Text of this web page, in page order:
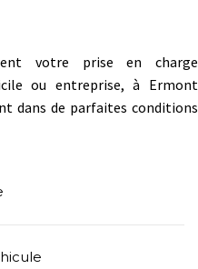
votre prise en charge
ou entreprise, à Ermont
dans de parfaites conditions